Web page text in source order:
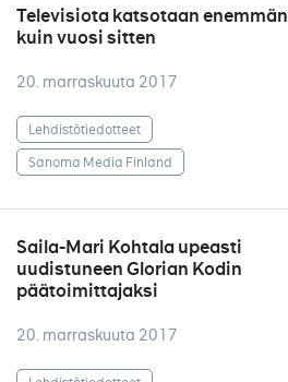
Televisiota katsotaan enemmän
kuin vuosi sitten
20. marraskuuta 2017
Lehdistötiedotteet
Sanoma Media Finland
Saila-Mari Kohtala upeasti
uudistuneen Glorian Kodin
päätoimittajaksi
20. marraskuuta 2017